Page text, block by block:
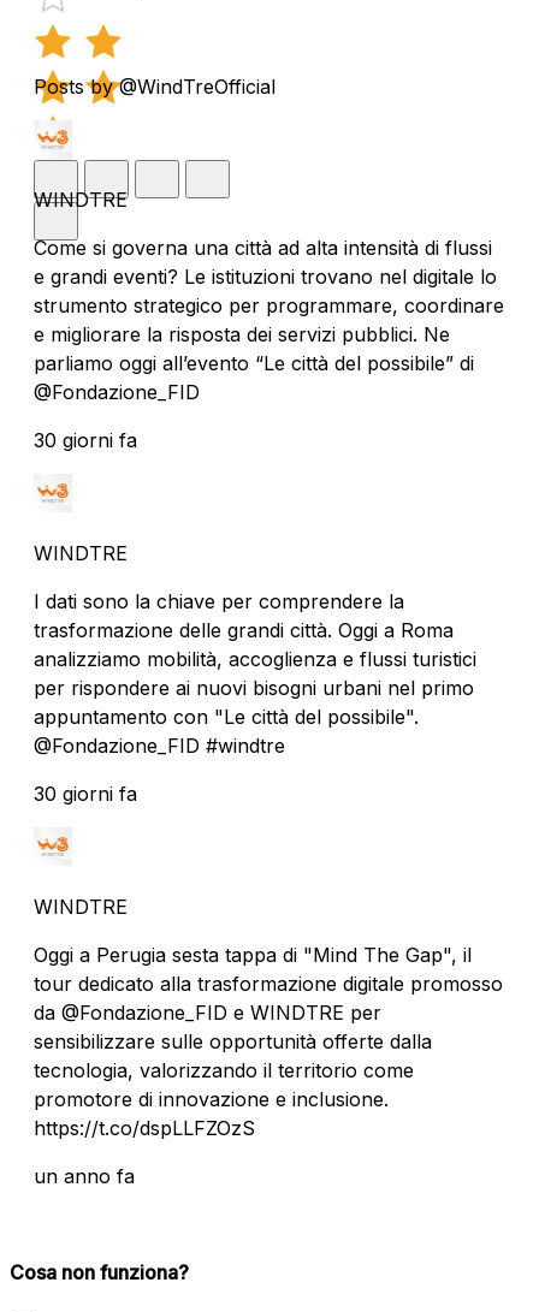
Posts by @WindTreOfficial
WINDTRE
Come si governa una città ad alta intensità di flussi
e grandi eventi? Le istituzioni trovano nel digitale lo
strumento strategico per programmare, coordinare
e migliorare la risposta dei servizi pubblici. Ne
parliamo oggi all’evento “Le città del possibile” di
@Fondazione_FID
30 giorni fa
WINDTRE
I dati sono la chiave per comprendere la
trasformazione delle grandi città. Oggi a Roma
analizziamo mobilità, accoglienza e flussi turistici
per rispondere ai nuovi bisogni urbani nel primo
appuntamento con "Le città del possibile".
@Fondazione_FID #windtre
30 giorni fa
WINDTRE
Oggi a Perugia sesta tappa di "Mind The Gap", il
tour dedicato alla trasformazione digitale promosso
da @Fondazione_FID e WINDTRE per
sensibilizzare sulle opportunità offerte dalla
tecnologia, valorizzando il territorio come
promotore di innovazione e inclusione.
https://t.co/dspLLFZOzS
un anno fa
Cosa non funziona?